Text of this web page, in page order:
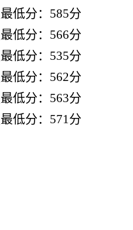
低分：585分
低分：566分
低分：535分
低分：562分
低分：563分
低分：571分